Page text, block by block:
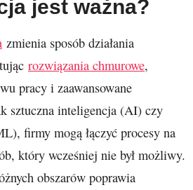
jest ważna?
zmienia sposób działania
rozwiązania chmurowe,
pracy i zaawansowane
sztuczna inteligencja (AI) czy
firmy mogą łączyć procesy na
który wcześniej nie był możliwy.
obszarów poprawia